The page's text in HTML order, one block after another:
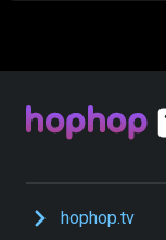
hophop.tv